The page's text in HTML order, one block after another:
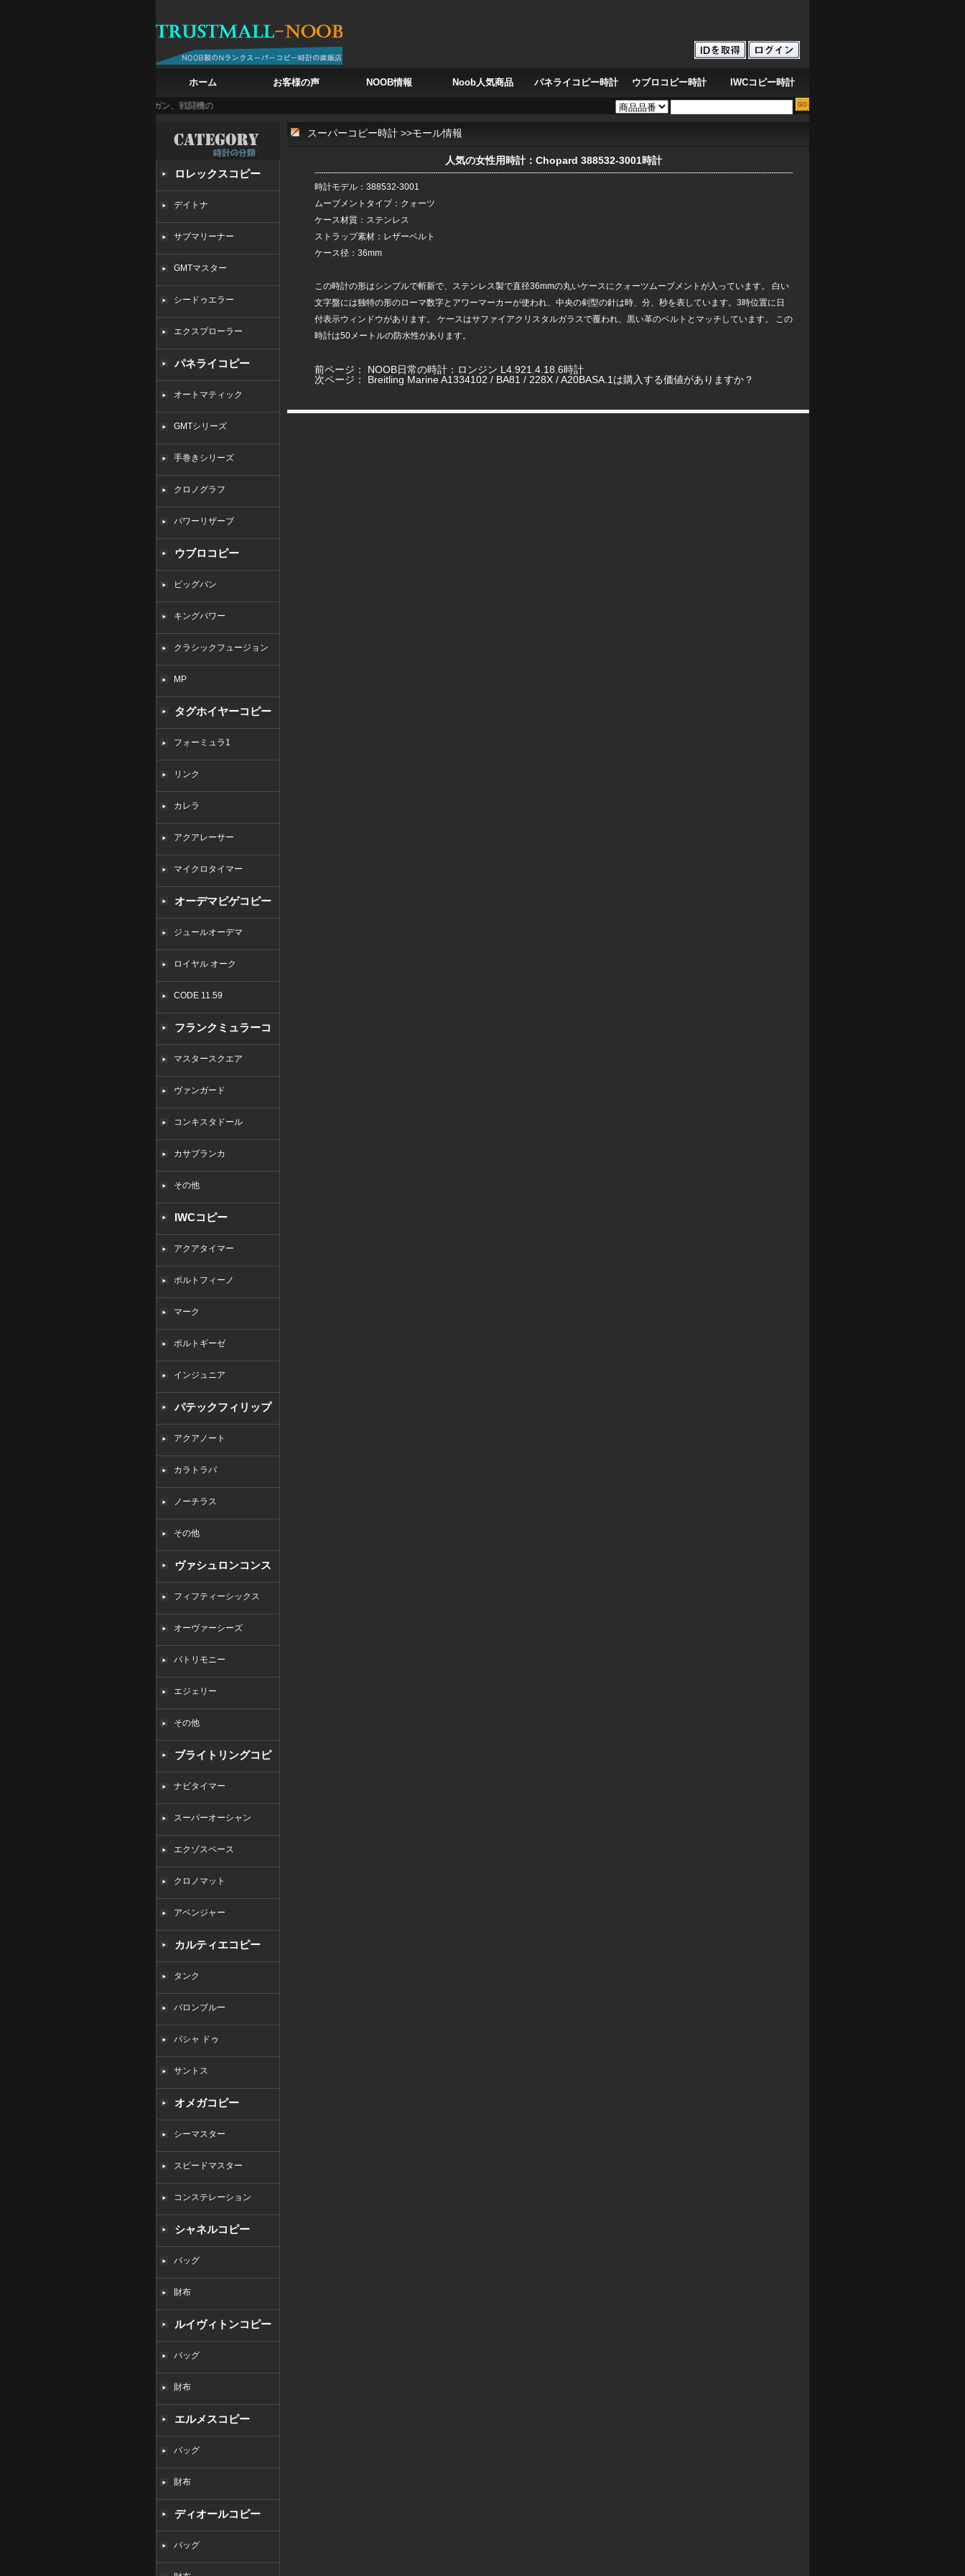
ホーム お客様の声 NOOB情報 Noob人気商品 パネライコピー時計 ウブロコピー時計 IWCコピー時計
イロット・ウォッチ・トップガン、戦闘機の鼓動を腕に 深海の鼓動を刻む青オーデマ ピゲ ロイヤルオーク オフショア ダイバー クロノグラフ ブルー
ロレックスコピー
デイトナ
サブマリーナー
GMTマスター
シードゥエラー
エクスプローラー
パネライコピー
オートマティック
GMTシリーズ
手巻きシリーズ
クロノグラフ
パワーリザーブ
ウブロコピー
ビッグバン
キングパワー
クラシックフュージョン
MP
タグホイヤーコピー
フォーミュラ1
リンク
カレラ
アクアレーサー
マイクロタイマー
オーデマピゲコピー
ジュールオーデマ
ロイヤル オーク
CODE 11.59
フランクミュラーコ
ピーマスタースクエア
ヴァンガード
コンキスタドール
カサブランカ
その他
IWCコピー
アクアタイマー
ポルトフィーノ
マーク
ポルトギーゼ
インジュニア
パテックフィリップ
コピーアクアノート
カラトラバ
ノーチラス
その他
ヴァシュロンコンス
タンタンコピー
フィフティーシックス
オーヴァーシーズ
パトリモニー
エジェリー
その他
ブライトリングコピ
ー ナビタイマー
スーパーオーシャン
エクゾスペース
クロノマット
アベンジャー
カルティエコピー
タンク
バロンブルー
パシャ ドゥ
サントス
オメガコピー
シーマスター
スピードマスター
コンステレーション
シャネルコピー
バッグ
財布
ルイヴィトンコピー
バッグ
財布
エルメスコピー
バッグ
財布
ディオールコピー
バッグ
スーパーコピー時計 >>モール情報
人気の女性用時計：Chopard 388532-3001時計
時計モデル：388532-3001
ムーブメントタイプ：クォーツ
ケース材質：ステンレス
ストラップ素材：レザーベルト
ケース径：36mm
この時計の形はシンプルで斬新で、ステンレス製で直径36mmの丸いケースにクォーツムーブメントが入っています。 白い
文字盤には独特の形のローマ数字とアワーマーカーが使われ、中央の剣型の針は時、分、秒を表しています。3時位置に日
付表示ウィンドウがあります。 ケースはサファイアクリスタルガラスで覆われ、黒い革のベルトとマッチしています。 この
時計は50メートルの防水性があります。
前ページ： NOOB日常の時計：ロンジン L4.921.4.18.6時計
次ページ： Breitling Marine A1334102 / BA81 / 228X / A20BASA.1は購入する価値がありますか？